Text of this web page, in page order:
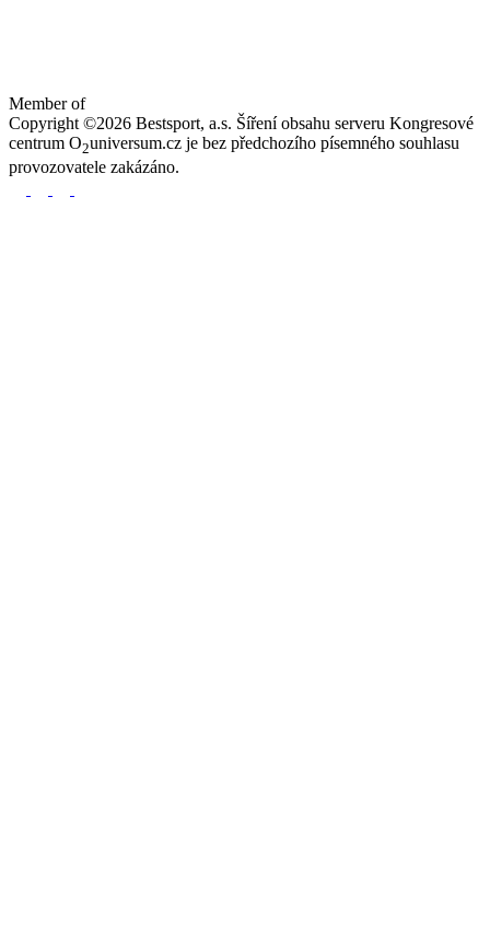
Member of
Copyright ©2026 Bestsport, a.s. Šíření obsahu serveru Kongresové
centrum O2universum.cz je bez předchozího písemného souhlasu
provozovatele zakázáno.